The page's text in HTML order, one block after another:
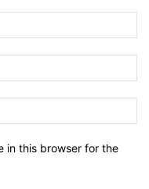
in this browser for the